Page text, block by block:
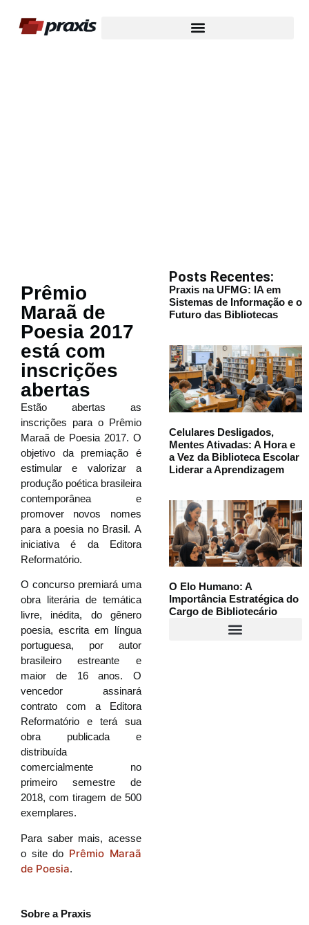
Prêmio
Maraã de
Poesia 2017
está com
inscrições
abertas
Estão abertas as
inscrições para o Prêmio
Maraã de Poesia 2017. O
objetivo da premiação é
estimular e valorizar a
produção poética brasileira
contemporânea e
promover novos nomes
para a poesia no Brasil. A
iniciativa é da Editora
Reformatório.
O concurso premiará uma
obra literária de temática
livre, inédita, do gênero
poesia, escrita em língua
portuguesa, por autor
brasileiro estreante e
maior de 16 anos. O
vencedor assinará
contrato com a Editora
Reformatório e terá sua
obra publicada e
distribuída
comercialmente no
primeiro semestre de
2018, com tiragem de 500
exemplares.
Para saber mais, acesse
o site do Prêmio Maraã
de Poesia.
Sobre a Praxis
Posts Recentes:
Praxis na UFMG: IA em
Sistemas de Informação e o
Futuro das Bibliotecas
Celulares Desligados,
Mentes Ativadas: A Hora e
a Vez da Biblioteca Escolar
Liderar a Aprendizagem
O Elo Humano: A
Importância Estratégica do
Cargo de Bibliotecário